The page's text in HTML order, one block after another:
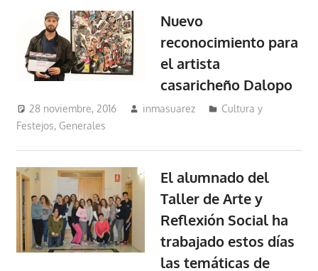
Nuevo
reconocimiento para
el artista
casaricheño Dalopo
28 noviembre, 2016 inmasuarez
Cultura y
Festejos, Generales
El alumnado del
Taller de Arte y
Reflexión Social ha
trabajado estos días
las temáticas de